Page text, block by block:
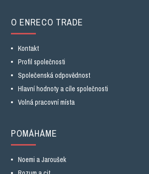
O ENRECO TRADE
Kontakt
Profil společnosti
Společenská odpovědnost
Hlavní hodnoty a cíle společnosti
Volná pracovní místa
POMÁHÁME
Noemi a Jaroušek